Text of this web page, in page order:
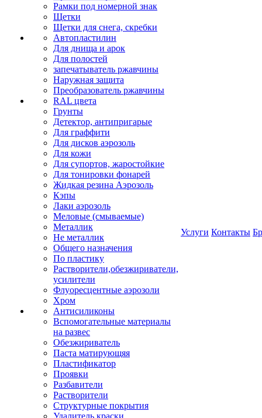
Рамки под номерной знак
Щетки
Щетки для снега, скребки
Автопластилин
Для днища и арок
Для полостей
запечатыватель ржавчины
Наружная защита
Преобразователь ржавчины
RAL цвета
Грунты
Детектор, антипригарые
Для граффити
Для дисков аэрозоль
Для кожи
Для супортов, жаростойкие
Для тонировки фонарей
Жидкая резина Аэрозоль
Кэпы
Лаки аэрозоль
Меловые (смываемые)
Металлик
Не металлик
Общего назначения
По пластику
Растворители,обезжириватели,
усилители
Флуоресцентные аэрозоли
Хром
Антисиликоны
Вспомогательные материалы
на развес
Обезжириватель
Паста матирующяя
Пластификатор
Проявки
Разбавители
Растворители
Структурные покрытия
Удалитель краски
Услуги Контакты